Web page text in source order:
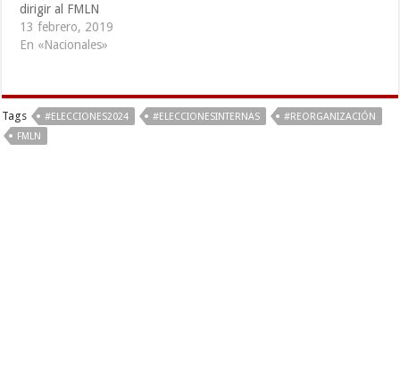
dirigir al FMLN
13 febrero, 2019
En «Nacionales»
Tags #ELECCIONES2024 #ELECCIONESINTERNAS
#REORGANIZACIÓN
FMLN